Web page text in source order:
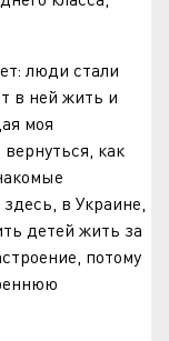
люди стали
в ней жить и
моя
как
в Украине,
детей жить за
потому